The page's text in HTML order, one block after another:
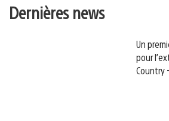
Dernières news
Un
pour
Country